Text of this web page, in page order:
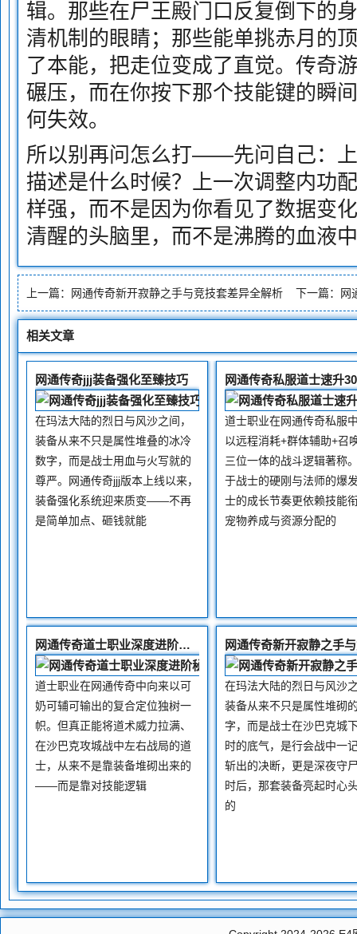
辑。那些在尸王殿门口反复倒下的
清机制的眼睛；那些能单挑赤月的
了本能，把走位变成了直觉。传奇
碾压，而在你按下那个技能键的瞬
何失效。
所以别再问怎么打——先问自己：
描述是什么时候？上一次调整内功
样强，而不是因为你看见了数据变
清醒的头脑里，而不是沸腾的血液
上一篇： 网通传奇新开寂静之手与竞技套差异全解析 下一篇： 网
相关文章
网通传奇jjj装备强化至臻技巧
在玛法大陆的烈日与风沙之间，
装备从来不只是属性堆叠的冰冷
数字，而是战士用血与火写就的
尊严。网通传奇jjj版本上线以来，
装备强化系统迎来质变——不再
是简单加点、砸钱就能
道士职业在网通传奇私服
以远程消耗+群体辅助+召
三位一体的战斗逻辑著称
于战士的硬刚与法师的爆
士的成长节奏更依赖技能
宠物养成与资源分配的
网通传奇道士职业深度进阶秘籍分享
道士职业在网通传奇中向来以可
奶可辅可输出的复合定位独树一
帜。但真正能将道术威力拉满、
在沙巴克攻城战中左右战局的道
士，从来不是靠装备堆砌出来的
——而是靠对技能逻辑
在玛法大陆的烈日与风沙
装备从来不只是属性堆砌
字，而是战士在沙巴克城
时的底气，是行会战中一
斩出的决断，更是深夜守
时后，那套装备亮起时心
的